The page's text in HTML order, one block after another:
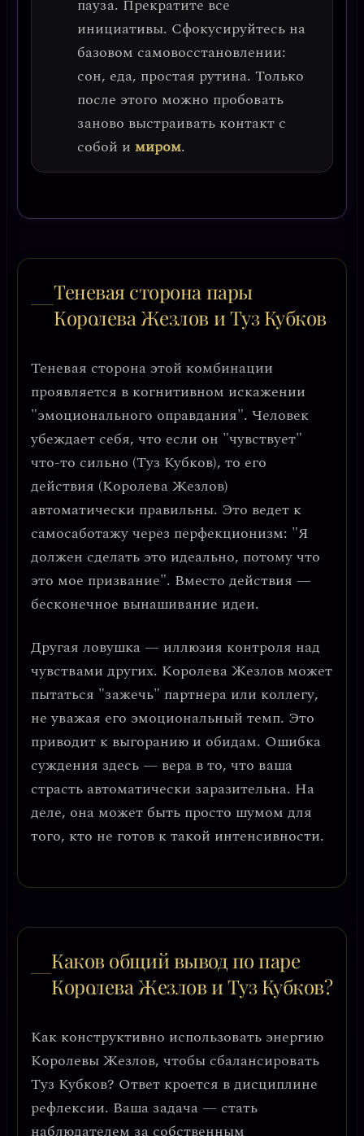
пауза. Прекратите все
инициативы. Сфокусируйтесь на
базовом самовосстановлении:
сон, еда, простая рутина. Только
после этого можно пробовать
заново выстраивать контакт с
собой и миром.
Теневая сторона пары
Королева Жезлов и Туз Кубков
Теневая сторона этой комбинации
проявляется в когнитивном искажении
"эмоционального оправдания". Человек
убеждает себя, что если он "чувствует"
что-то сильно (Туз Кубков), то его
действия (Королева Жезлов)
автоматически правильны. Это ведет к
самосаботажу через перфекционизм: "Я
должен сделать это идеально, потому что
это мое призвание". Вместо действия —
бесконечное вынашивание идеи.
Другая ловушка — иллюзия контроля над
чувствами других. Королева Жезлов может
пытаться "зажечь" партнера или коллегу,
не уважая его эмоциональный темп. Это
приводит к выгоранию и обидам. Ошибка
суждения здесь — вера в то, что ваша
страсть автоматически заразительна. На
деле, она может быть просто шумом для
того, кто не готов к такой интенсивности.
Каков общий вывод по паре
Королева Жезлов и Туз Кубков?
Как конструктивно использовать энергию
Королевы Жезлов, чтобы сбалансировать
Туз Кубков? Ответ кроется вдисциплине
рефлексии. Ваша задача — стать
наблюдателем за собственным